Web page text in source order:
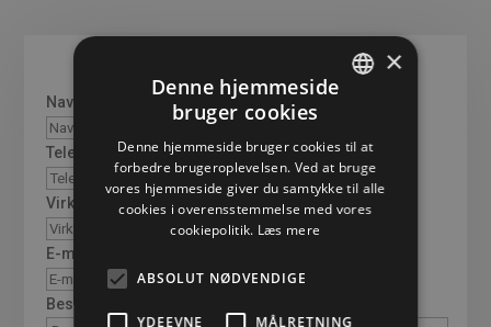
Navn
Telefon (Påkrævet)
Virksomhed (Påkrævet)
E-mail
Besked
GERMAN
×
Denne hjemmeside
bruger cookies
Denne hjemmeside bruger cookies til at
forbedre brugeroplevelsen. Ved at bruge
vores hjemmeside giver du samtykke til alle
cookies i overensstemmelse med vores
cookiepolitik. Læs mere
ABSOLUT NØDVENDIGE
YDEEVNE MÅLRETNING